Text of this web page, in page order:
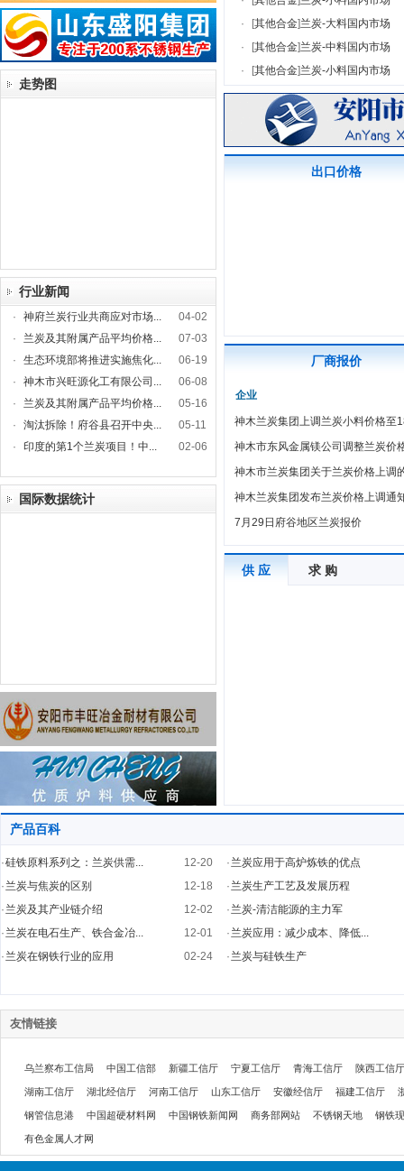
走势图
行业新闻
· 神府兰炭行业共商应对市场...
04-02
·
兰炭及其附属产品平均价格...
07-03
·
生态环境部将推进实施焦化...
06-19
·
神木市兴旺源化工有限公司...
06-08
·
兰炭及其附属产品平均价格...
05-16
·
淘汰拆除！府谷县召开中央...
05-11
·
印度的第1个兰炭项目！中... 02-06
国际数据统计
·
[其他合金]兰炭-大料国内市场
·
[其他合金]兰炭-中料国内市场
·
[其他合金]兰炭-小料国内市场
出口价格
厂商报价
企业
神木兰炭集团上调兰炭小料价格至
神木市东风金属镁公司调整兰炭价
神木市兰炭集团关于兰炭价格上调
神木兰炭集团发布兰炭价格上调通
7月29日府谷地区兰炭报价
供 应 求 购
产品百科
·硅铁原料系列之：兰炭供需...
12-20
· 兰炭与焦炭的区别
12-18
· 兰炭及其产业链介绍
12-02
· 兰炭在电石生产、铁合金冶...
12-01
· 兰炭在钢铁行业的应用 02-24
· 兰炭应用于高炉炼铁的优点
· 兰炭生产工艺及发展历程
· 兰炭-清洁能源的主力军
· 兰炭应用：减少成本、降低...
· 兰炭与硅铁生产
友情链接
乌兰察布工信局 中国工信部 新疆工信厅 宁夏工信厅 青海工信厅 陕西工信厅
湖南工信厅 湖北经信厅 河南工信厅 山东工信厅 安徽经信厅 福建工信厅
钢管信息港 中国超硬材料网 中国钢铁新闻网 商务部网站 不锈钢天地 钢铁
有色金属人才网